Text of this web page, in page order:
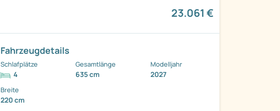
23.061 €
Fahrzeugdetails
Schlafplätze
4
Gesamtlänge
635 cm
Modelljahr
2027
Breite
220 cm